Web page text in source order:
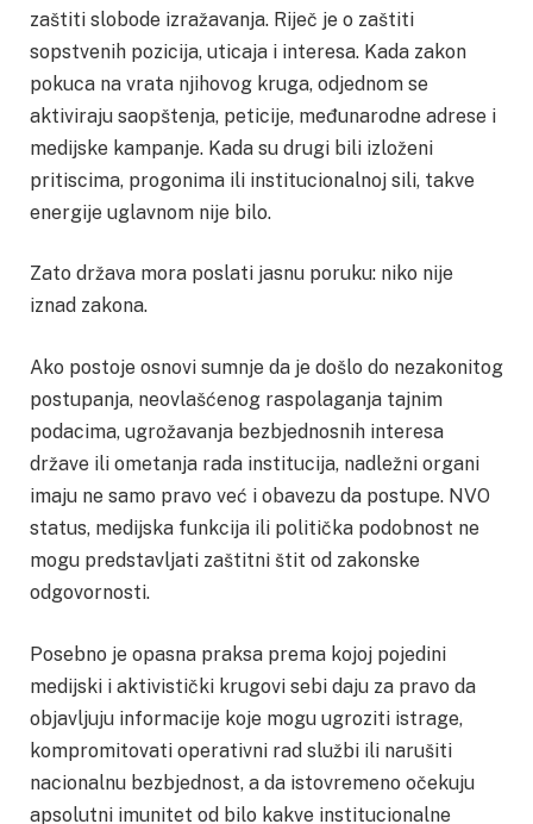
zaštiti slobode izražavanja. Riječ je o zaštiti
sopstvenih pozicija, uticaja i interesa. Kada zakon
pokuca na vrata njihovog kruga, odjednom se
aktiviraju saopštenja, peticije, međunarodne adrese i
medijske kampanje. Kada su drugi bili izloženi
pritiscima, progonima ili institucionalnoj sili, takve
energije uglavnom nije bilo.
Zato država mora poslati jasnu poruku: niko nije
iznad zakona.
Ako postoje osnovi sumnje da je došlo do nezakonitog
postupanja, neovlašćenog raspolaganja tajnim
podacima, ugrožavanja bezbjednosnih interesa
države ili ometanja rada institucija, nadležni organi
imaju ne samo pravo već i obavezu da postupe. NVO
status, medijska funkcija ili politička podobnost ne
mogu predstavljati zaštitni štit od zakonske
odgovornosti.
Posebno je opasna praksa prema kojoj pojedini
medijski i aktivistički krugovi sebi daju za pravo da
objavljuju informacije koje mogu ugroziti istrage,
kompromitovati operativni rad službi ili narušiti
nacionalnu bezbjednost, a da istovremeno očekuju
apsolutni imunitet od bilo kakve institucionalne